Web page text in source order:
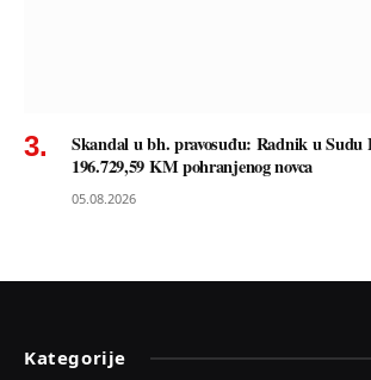
Skandal u bh. pravosuđu: Radnik u
196.729,59 KM pohranjenog novca
05.08.2026
Kategorije